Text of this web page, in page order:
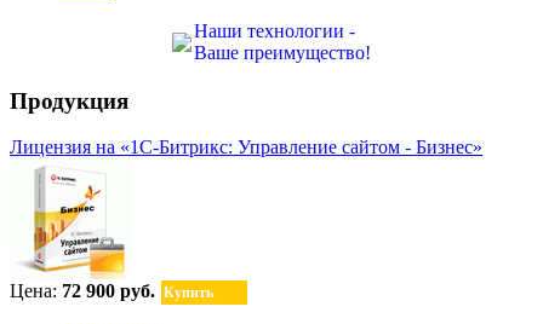
Наши технологии -
Ваше преимущество!
Продукция
Лицензия на «1С-Битрикс: Управление сайтом - Бизнес»
Цена: 72 900 руб. Купить